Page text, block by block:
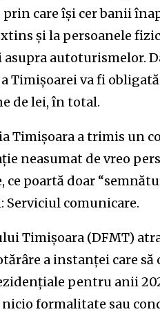
care își cer banii
și la persoanele
autoturismelor.
Timișoarei va fi
de lei, în total.
Timișoara a trimis un
neasumat de vreo
poartă doar
Serviciul comunicare.
Timișoara (DFMT)
a instanței care
pentru anii
formalitate sau